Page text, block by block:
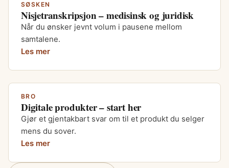
SØSKEN
Nisjetranskripsjon – medisinsk og juridisk
Når du ønsker jevnt volum i pausene mellom
samtalene.
Les mer
BRO
Digitale produkter – start her
Gjør et gjentakbart svar om til et produkt du selger
mens du sover.
Les mer